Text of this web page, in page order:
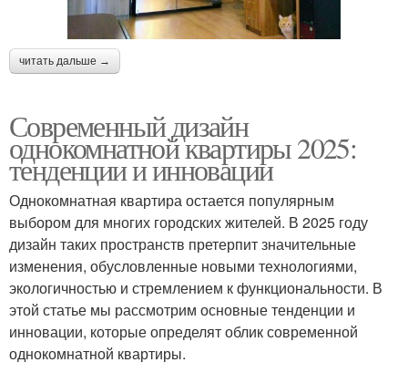
читать дальше →
Современный дизайн
однокомнатной квартиры 2025:
тенденции и инновации
Однокомнатная квартира остается популярным
выбором для многих городских жителей. В 2025 году
дизайн таких пространств претерпит значительные
изменения, обусловленные новыми технологиями,
экологичностью и стремлением к функциональности. В
этой статье мы рассмотрим основные тенденции и
инновации, которые определят облик современной
однокомнатной квартиры.